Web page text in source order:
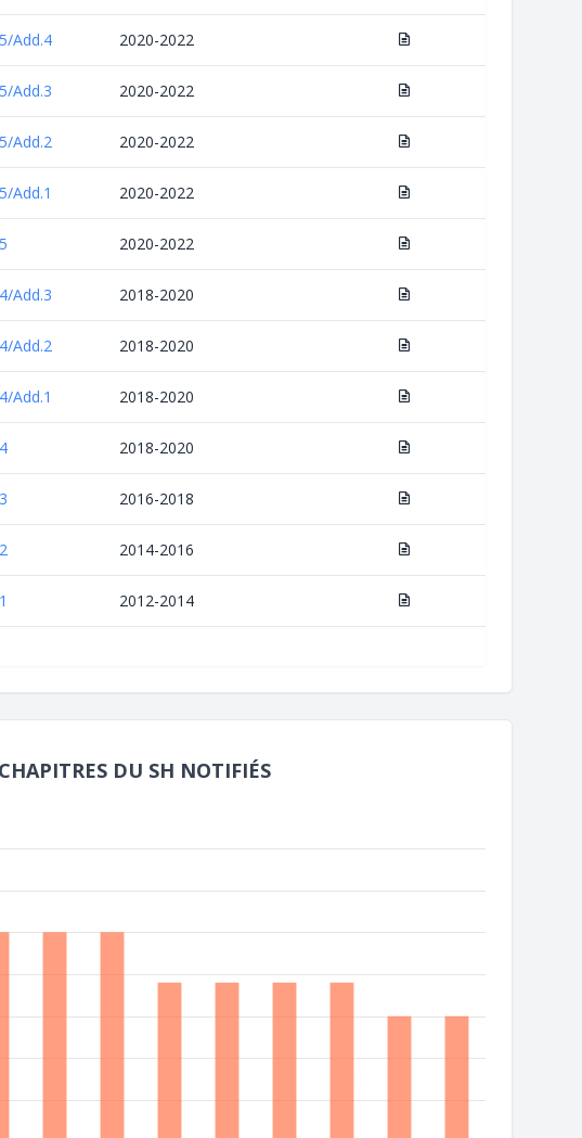
Add.4 2020-2022
Add.3 2020-2022
Add.2 2020-2022
Add.1 2020-2022
2020-2022
Add.3 2018-2020
Add.2 2018-2020
Add.1 2018-2020
2018-2020
2016-2018
2014-2016
2012-2014
DU SH NOTIFIÉS